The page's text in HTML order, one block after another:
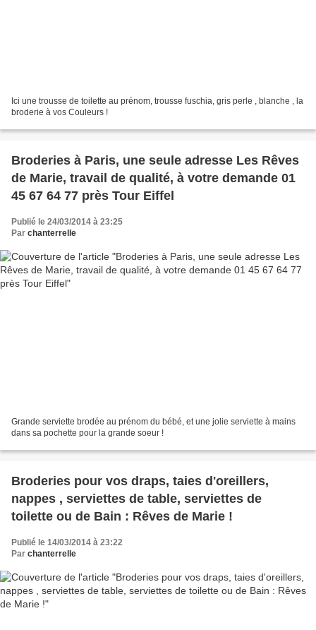
Ici une trousse de toilette au prénom, trousse fuschia, gris perle , blanche , la
broderie à vos Couleurs !
Broderies à Paris, une seule adresse Les Rêves
de Marie, travail de qualité, à votre demande 01
45 67 64 77 près Tour Eiffel
Publié le 24/03/2014 à 23:25
Par chanterrelle
Grande serviette brodée au prénom du bébé, et une jolie serviette à mains
dans sa pochette pour la grande soeur !
Broderies pour vos draps, taies d'oreillers,
nappes , serviettes de table, serviettes de
toilette ou de Bain : Rêves de Marie !
Publié le 14/03/2014 à 23:22
Par chanterrelle